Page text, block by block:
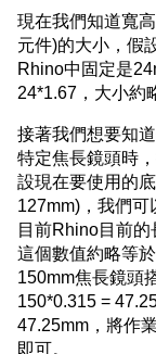
現在我們知道寬
元件)的大小，假
Rhino中固定是
24*1.67，大小約
接著我們想要知
特定焦長鏡頭時
設現在要使用的
127mm)，我們
目前Rhino目前的
這個數值約略等
150mm焦長鏡頭
150*0.315 =
47.25mm，將作
即可。